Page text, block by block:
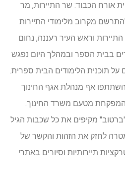
אורח הכבוד: שר התיירות, מר
מקרוב מלימודי התיירות
וראש העיר רעננה, נחום
בבית הספר ובמהלך היום נפגש
תוכנית הלימודים הבית ספרית.
אף מנהלת אגף החינוך
מטעם משרד החינוך.
מקיפים את כל שכבות הגיל
לחזק את הזהות והקשר של
תיירותיות וסיורים באתרי